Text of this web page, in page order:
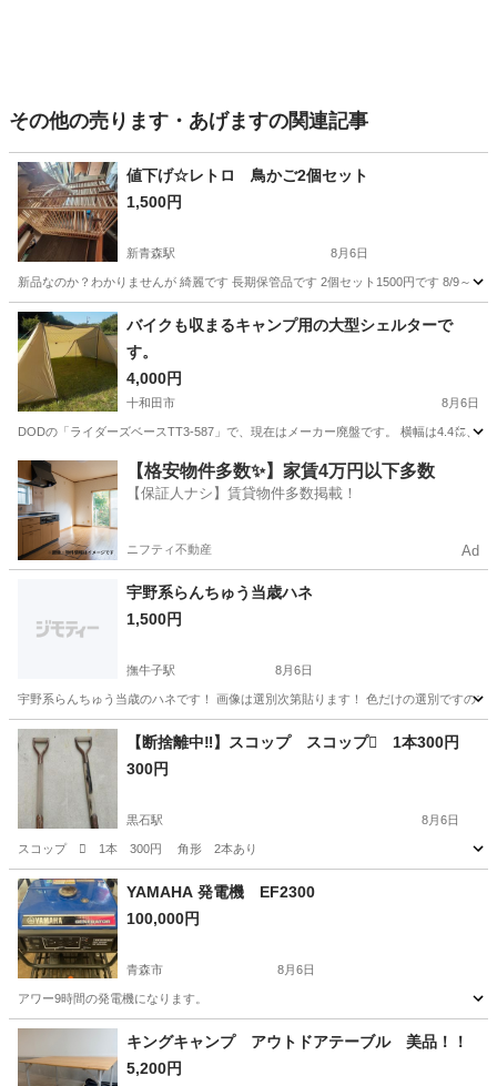
その他の売ります・あげますの関連記事
値下げ☆レトロ 鳥かご2個セット
1,500円
新青森駅 8月6日
新品なのか？わかりませんが 綺麗です 長期保管品です 2個セット1500円です 8/9～
青森 青森市 新青森駅 その他
バイクも収まるキャンプ用の大型シェルターで
す。
4,000円
十和田市 8月6日
DODの「ライダーズベースTT3-587」で、現在はメーカー廃盤です。 横幅は4.4㍍、
青森 十和田市 その他
【格安物件多数✨】家賃4万円以下多数
【保証人ナシ】賃貸物件多数掲載！
ニフティ不動産 Ad
宇野系らんちゅう当歳ハネ
1,500円
撫牛子駅 8月6日
宇野系らんちゅう当歳のハネです！ 画像は選別次第貼ります！ 色だけの選別ですの
青森 弘前市 撫牛子駅 その他 らんちゅう
【断捨離中‼️】スコップ スコップ🪏 1本300円
300円
黒石駅 8月6日
スコップ 🪏 1本 300円 角形 2本あり
青森 黒石市 その他
YAMAHA 発電機 EF2300
100,000円
青森市 8月6日
アワー9時間の発電機になります。
青森 青森市 その他
キングキャンプ アウトドアテーブル 美品！！
5,200円